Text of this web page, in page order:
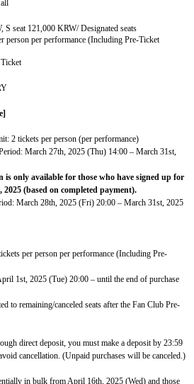
S seat 121,000 KRW/ Designated seats
person per performance (Including Pre-Ticket
2 tickets per person (per performance)
March 27th, 2025 (Thu) 14:00 – March 31st,
is only available for those who have signed up for
(based on completed payment).
March 28th, 2025 (Fri) 20:00 – March 31st, 2025
per person per performance (Including Pre-
1st, 2025 (Tue) 20:00 – until the end of purchase
to remaining/canceled seats after the Fan Club Pre-
direct deposit, you must make a deposit by 23:59
cancellation. (Unpaid purchases will be canceled.)
in bulk fromApril 16th, 2025 (Wed) and those